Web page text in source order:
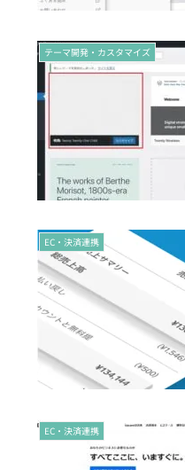
テーマ開発・カスタマイズ
EC・決済連携
EC・決済連携